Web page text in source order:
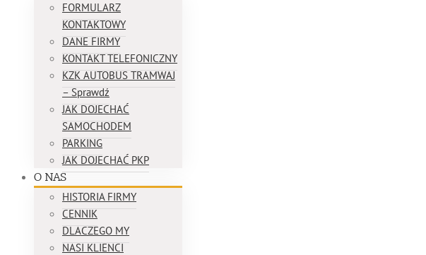
FORMULARZ
KONTAKTOWY
DANE FIRMY
KONTAKT TELEFONICZNY
KZK AUTOBUS TRAMWAJ
– Sprawdź
JAK DOJECHAĆ
SAMOCHODEM
PARKING
JAK DOJECHAĆ PKP
O NAS
HISTORIA FIRMY
CENNIK
DLACZEGO MY
NASI KLIENCI